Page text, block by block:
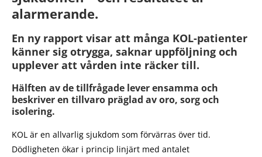
alarmerande.
En ny rapport visar att många KOL-patienter
känner sig otrygga, saknar uppföljning och
upplever att vården inte räcker till.
Hälften av de tillfrågade lever ensamma och
beskriver en tillvaro präglad av oro, sorg och
isolering.
KOL är en allvarlig sjukdom som förvärras över tid.
Dödligheten ökar i princip linjärt med antalet